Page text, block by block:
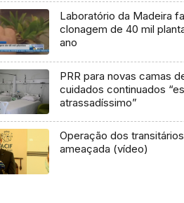
Laboratório da Madeira
clonagem de 40 mil
ano
PRR para novas camas
cuidados continuados
atrassadíssimo”
Operação dos transitários
ameaçada (vídeo)